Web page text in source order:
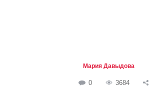
Мария Давыдова
0 3684